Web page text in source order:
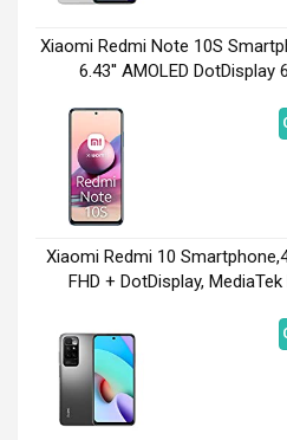
Xiaomi Redmi Note 10S
6.43'' AMOLED DotDisplay
Xiaomi Redmi 10
FHD + DotDisplay,